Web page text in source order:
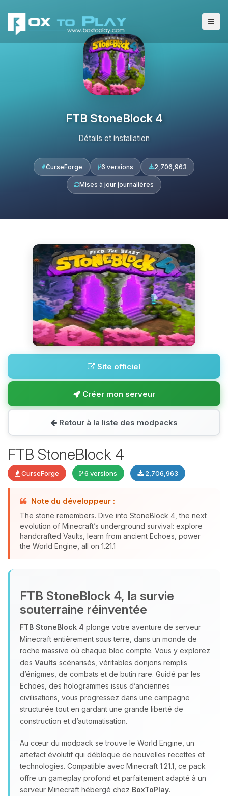
FTB StoneBlock 4
Détails et installation
CurseForge 6 versions 2,706,963
Mises à jour journalières
Site officiel
Créer mon serveur
Retour à la liste des modpacks
FTB StoneBlock 4
CurseForge 6 versions 2,706,963
Note du développeur :
The stone remembers. Dive into StoneBlock 4, the next
evolution of Minecraft’s underground survival: explore
handcrafted Vaults, learn from ancient Echoes, power
the World Engine, all on 1.21.1
FTB StoneBlock 4, la survie
souterraine réinventée
FTB StoneBlock 4 plonge votre aventure de serveur
Minecraft entièrement sous terre, dans un monde de
roche massive où chaque bloc compte. Vous y explorez
des Vaults scénarisés, véritables donjons remplis
d’énigmes, de combats et de butin rare. Guidé par les
Echoes, des hologrammes issus d’anciennes
civilisations, vous progressez dans une campagne
structurée tout en gardant une grande liberté de
construction et d’automatisation.
Au cœur du modpack se trouve le World Engine, un
artefact évolutif qui débloque de nouvelles recettes et
technologies. Compatible avec Minecraft 1.21.1, ce pack
offre un gameplay profond et parfaitement adapté à un
serveur Minecraft hébergé chez BoxToPlay.
Youpi, enfin quelqu’un pour me
parler ! Moi c’est Choupy, ton petit
09/08/2026 à 11:34